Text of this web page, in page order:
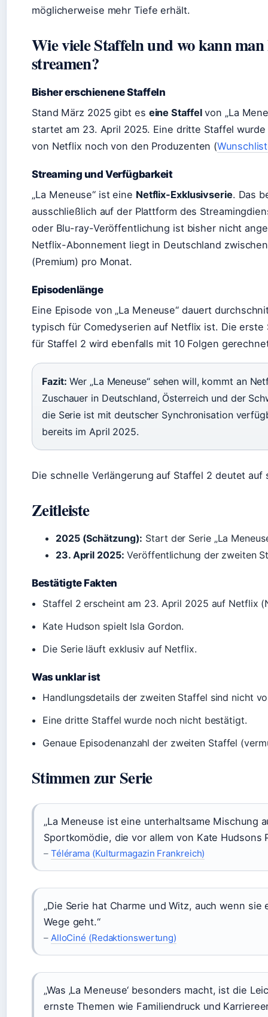
möglicherweise mehr Tiefe erhält.
Wie viele Staffeln und wo kann
streamen?
Bisher erschienene Staffeln
Stand März 2025 gibt es eine Staffelvon „La
startet am 23. April 2025. Eine dritte Staffel
von Netflix noch von den Produzenten (
Streaming und Verfügbarkeit
„La Meneuse“ ist eine Netflix-Exklusivserie. Das
ausschließlich auf der Plattform des
oder Blu-ray-Veröffentlichung ist bisher nicht
Netflix-Abonnement liegt in Deutschland
(Premium) pro Monat.
Episodenlänge
Eine Episode von „La Meneuse“ dauert
typisch für Comedyserien auf Netflix ist. Die erste
für Staffel 2 wird ebenfalls mit 10 Folgen
Fazit: Wer „La Meneuse“ sehen will, kommt an
Zuschauer in Deutschland, Österreich und der
die Serie ist mit deutscher Synchronisation
bereits im April 2025.
Die schnelle Verlängerung auf Staffel 2 deutet auf
Zeitleiste
2025 (Schätzung): Start der Serie „La
23. April 2025: Veröffentlichung der zweiten
Bestätigte Fakten
Staffel 2 erscheint am 23. April 2025 auf Netflix
Kate Hudson spielt Isla Gordon.
Die Serie läuft exklusiv auf Netflix.
Was unklar ist
Handlungsdetails der zweiten Staffel sind nicht
Eine dritte Staffel wurde noch nicht bestätigt.
Genaue Episodenanzahl der zweiten Staffel
Stimmen zur Serie
„La Meneuse ist eine unterhaltsame Mischung
Sportkomödie, die vor allem von Kate Hudsons
– Télérama (Kulturmagazin Frankreich)
„Die Serie hat Charme und Witz, auch wenn
Wege geht.“
– AlloCiné (Redaktionswertung)
„Was ‚La Meneuse‘ besonders macht, ist die
ernste Themen wie Familiendruck und